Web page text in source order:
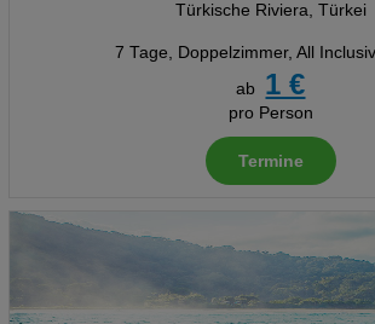
Türkische Riviera, Türkei
7 Tage, Doppelzimmer, All
ab
1 €
pro Person
Termine